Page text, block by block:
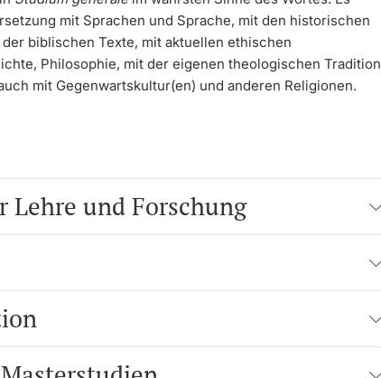
mit Sprachen und Sprache, mit den historischen
biblischen Texte, mit aktuellen ethischen
Philosophie, mit der eigenen theologischen Tradition
mit Gegenwartskultur(en) und anderen Religionen.
Lehre und Forschung